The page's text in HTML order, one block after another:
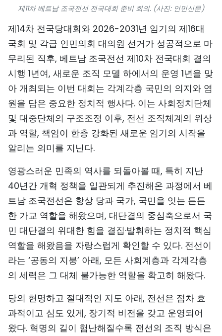
사진
비디오
인포그래픽
메가스토리
회사 소개
TIẾNG VIỆT
ENGLISH
中文
FRANÇAIS
РУССКИЙ
제11차 베트남 조국전선 전국대회 준비 회의. (사진: 인민신문)
제14차 전국당대회와 2026-2031년 임기의 제16대
국회 및 각급 인민의회 대의원 선거가 성공적으로 마
무리된 직후, 베트남 조국전선 제10차 전국대회 결의
시행 1년여, 새로운 조직 모델 하에서의 운영 1년을 맞
아 개최되는 이번 대회는 각계각층 국민의 의지와 염
원을 담은 중요한 정치적 행사다. 이는 사회정치단체
및 대중단체의 구조조정 이후, 전선 조직체계의 위상
과 역할, 책임이 한층 강화된 새로운 임기의 시작을
알리는 의미를 지닌다.
영광스러운 민족의 역사를 되돌아볼 때, 특히 지난
40년간 개혁 정책을 일관되게 추진해온 과정에서 베
트남 조국전선은 항상 당과 국가, 국민을 잇는 든든
한 가교 역할을 해왔으며, 대단결의 중심축으로서 국
민 대단결의 위대한 힘을 결집·발휘하는 정치적 핵심
역할을 해왔음을 자랑스럽게 확인할 수 있다. 전선이
라는 ‘공동의 지붕’ 아래, 모든 사회계층과 각계각층
의 세력은 그 대체 불가능한 역할을 확고히 해왔다.
당의 현명하고 절대적인 지도 아래, 전선은 점차 효
과적이고 심도 있게, 장기적 비전을 갖고 운영되어
왔다. 혁명의 길이 험난해질수록 전선의 조직 방식은